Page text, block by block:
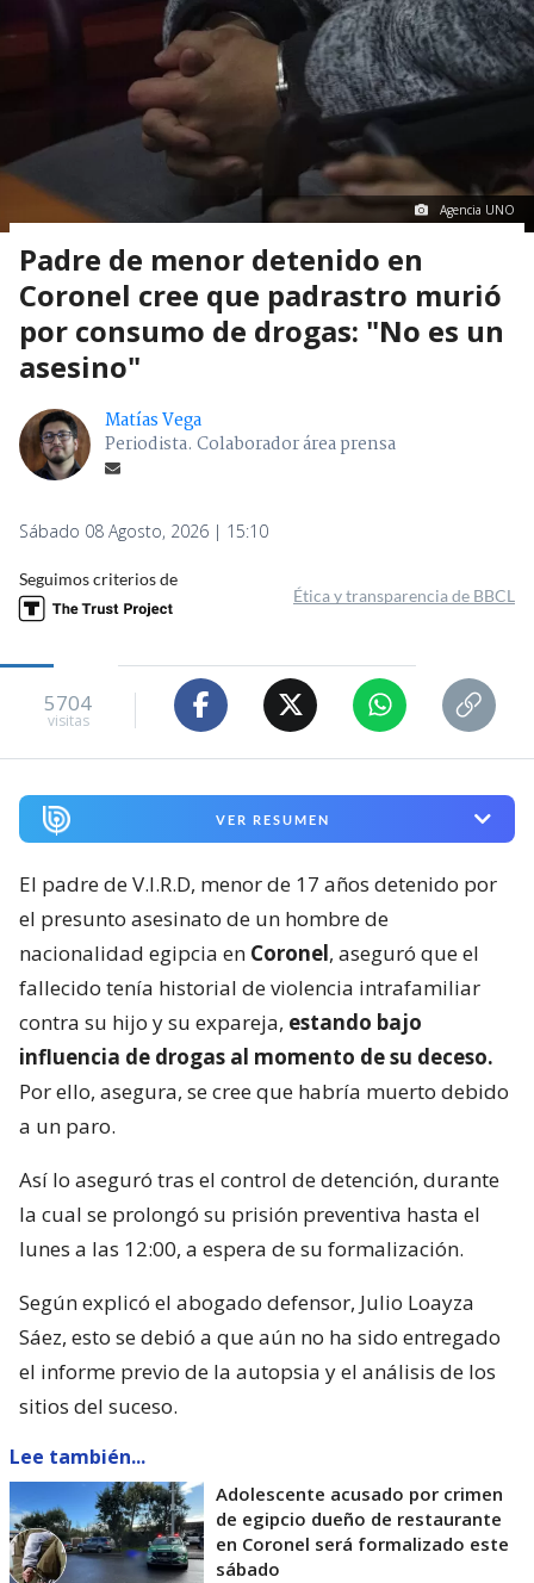
Agencia UNO
Padre de menor detenido en
Coronel cree que padrastro murió
por consumo de drogas: "No es un
asesino"
Matías Vega
Periodista. Colaborador área prensa
Sábado 08 Agosto, 2026 | 15:10
Seguimos criterios de
Ética y transparencia de BBCL
5704
visitas
VER RESUMEN
El padre de V.I.R.D, menor de 17 años detenido por
el presunto asesinato de un hombre de
nacionalidad egipcia en Coronel, aseguró que el
fallecido tenía historial de violencia intrafamiliar
contra su hijo y su expareja, estando bajo
influencia de drogas al momento de su deceso.
Por ello, asegura, se cree que habría muerto debido
a un paro.
Así lo aseguró tras el control de detención, durante
la cual se prolongó su prisión preventiva hasta el
lunes a las 12:00, a espera de su formalización.
Según explicó el abogado defensor, Julio Loayza
Sáez, esto se debió a que aún no ha sido entregado
el informe previo de la autopsia y el análisis de los
sitios del suceso.
Lee también...
Adolescente acusado por crimen
de egipcio dueño de restaurante
en Coronel será formalizado este
sábado